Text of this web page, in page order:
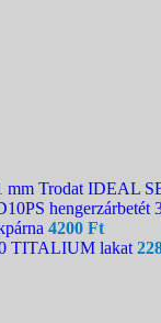
Trodat IDEAL
hengerzárbetét
4200 Ft
TITALIUM lakat